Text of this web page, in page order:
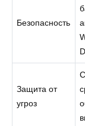
Безопасность
Защита от
угроз